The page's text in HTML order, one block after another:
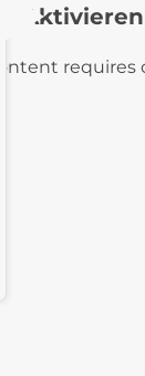
requires